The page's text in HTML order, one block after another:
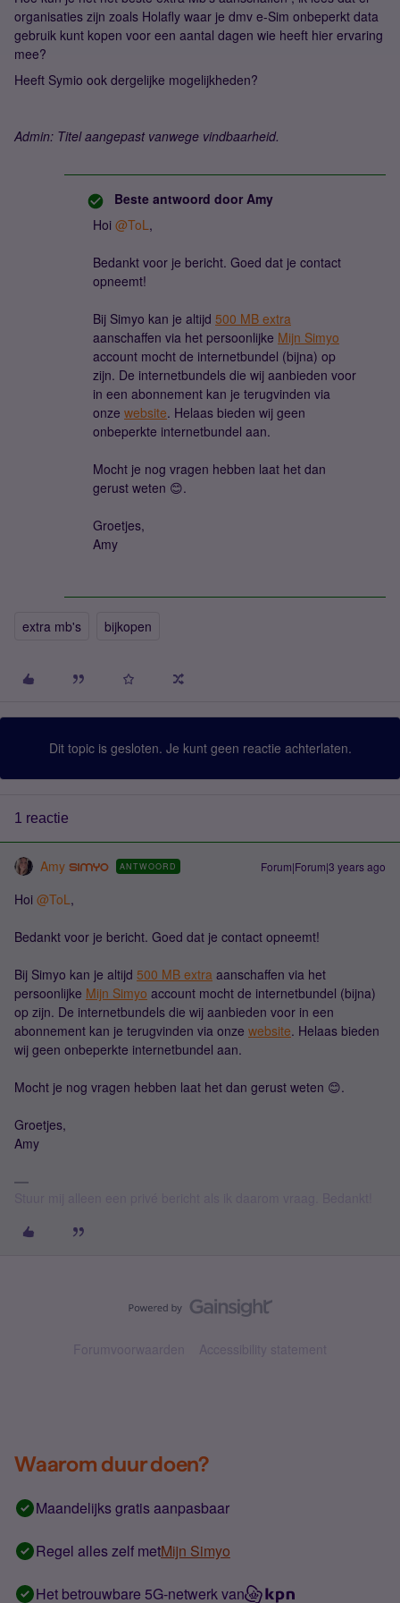
organisaties zijn zoals Holafly waar je dmv e-Sim onbeperkt data
gebruik kunt kopen voor een aantal dagen wie heeft hier ervaring
mee?
Heeft Symio ook dergelijke mogelijkheden?
Admin: Titel aangepast vanwege vindbaarheid.
Beste antwoord door Amy
Hoi @ToL,
Bedankt voor je bericht. Goed dat je contact
opneemt!
Bij Simyo kan je altijd 500 MB extra
aanschaffen via het persoonlijke Mijn Simyo
account mocht de internetbundel (bijna) op
zijn. De internetbundels die wij aanbieden voor
in een abonnement kan je terugvinden via
onze website. Helaas bieden wij geen
onbeperkte internetbundel aan.
Mocht je nog vragen hebben laat het dan
gerust weten 😊.
Groetjes,
Amy
extra mb's bijkopen
Dit topic is gesloten. Je kunt geen reactie achterlaten.
1 reactie
Amy ANTWOORD Forum|Forum|3 years ago
Hoi @ToL,
Bedankt voor je bericht. Goed dat je contact opneemt!
Bij Simyo kan je altijd 500 MB extra aanschaffen via het
persoonlijke Mijn Simyo account mocht de internetbundel (bijna)
op zijn. De internetbundels die wij aanbieden voor in een
abonnement kan je terugvinden via onze website. Helaas bieden
wij geen onbeperkte internetbundel aan.
Mocht je nog vragen hebben laat het dan gerust weten 😊.
Groetjes,
Amy
Forumvoorwaarden Accessibility statement
Waarom duur doen?
Maandelijks gratis aanpasbaar
Regel alles zelf metMijn Simyo
Het betrouwbare 5G-netwerk van